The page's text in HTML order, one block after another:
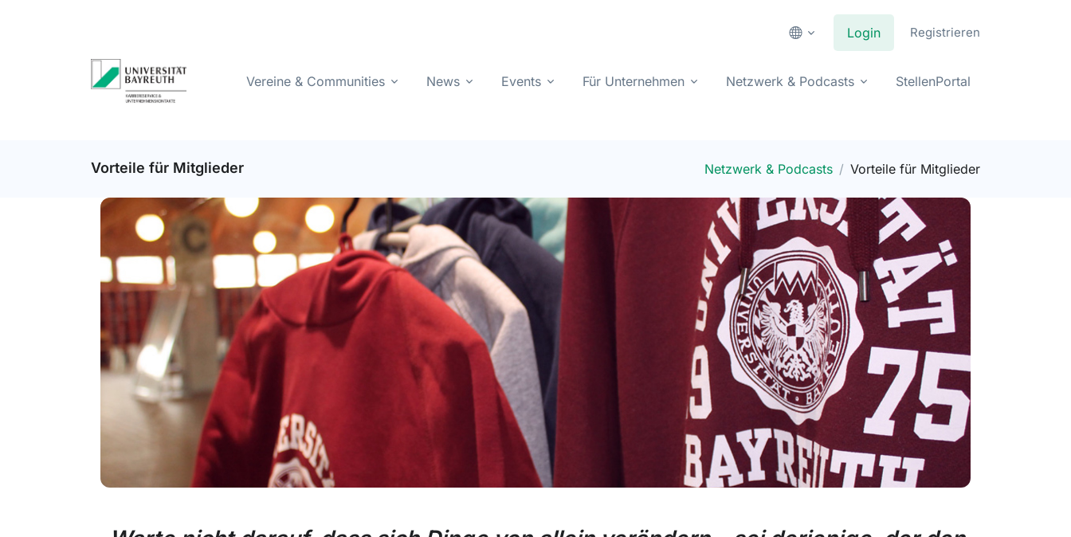
Login Registrieren
Vereine & Communities News Events Für Unternehmen Netzwerk & Podcasts StellenPortal
Vorteile für Mitglieder Netzwerk & Podcasts Vorteile für Mitglieder